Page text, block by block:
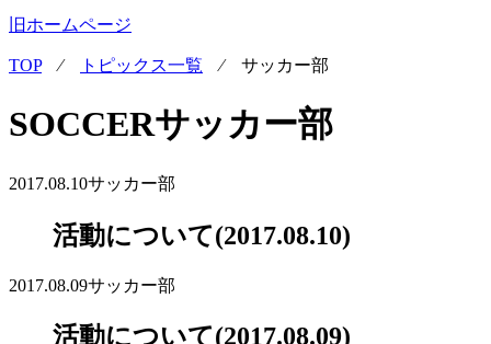
旧ホームページ
TOP⁄ トピックス一覧 ⁄ サッカー部
SOCCERサッカー部
2017.08.10サッカー部
活動について(2017.08.10)
2017.08.09サッカー部
活動について(2017.08.09)